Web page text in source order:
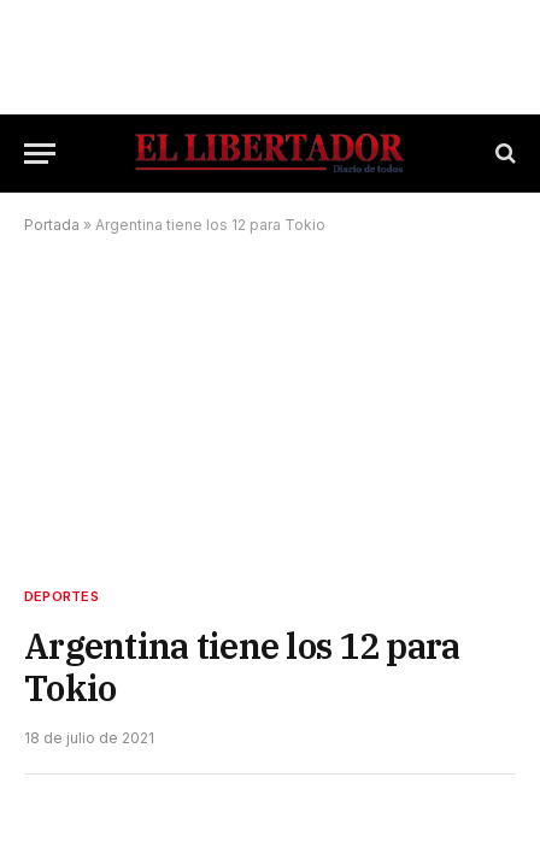
Portada » Argentina tiene los 12 para Tokio
DEPORTES
Argentina tiene los 12 para
Tokio
18 de julio de 2021